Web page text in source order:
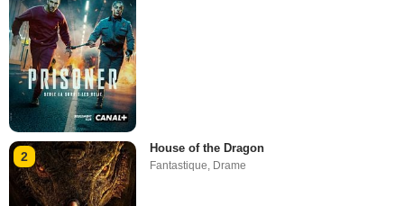
2
House of the Dragon
Fantastique Drame